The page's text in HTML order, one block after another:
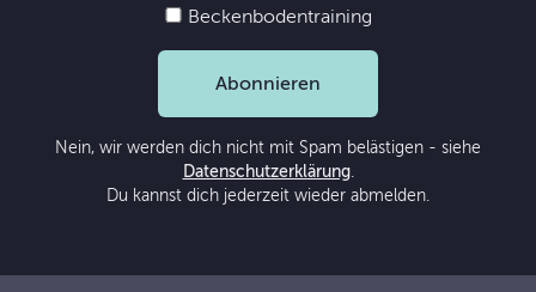
Beckenbodentraining
Abonnieren
Nein, wir werden dich nicht mit Spam belästigen - siehe
Datenschutzerklärung.
Du kannst dich jederzeit wieder abmelden.